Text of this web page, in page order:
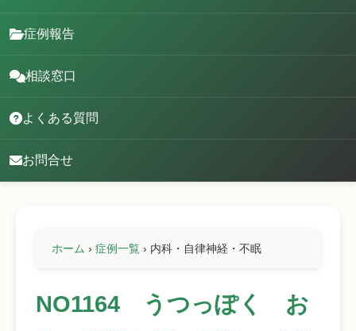
症例報告
相談窓口
よくある質問
お問合せ
ホーム › 症例一覧 › 内科・自律神経・不眠
NO1164 うつっぽく お